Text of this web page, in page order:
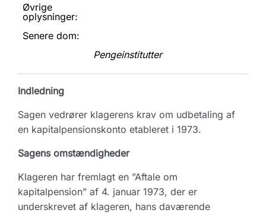
Øvrige
oplysninger:
Senere dom:
Pengeinstitutter
Indledning
Sagen vedrører klagerens krav om udbetaling af
en kapitalpensionskonto etableret i 1973.
Sagens omstændigheder
Klageren har fremlagt en ”Aftale om
kapitalpension” af 4. januar 1973, der er
underskrevet af klageren, hans daværende